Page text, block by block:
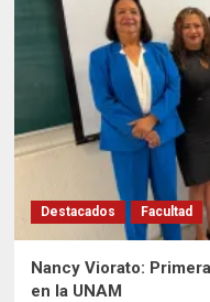
Destacados Facultad
Nancy Viorato:
en la UNAM